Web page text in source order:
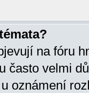
na fóru
často velmi
oznámení